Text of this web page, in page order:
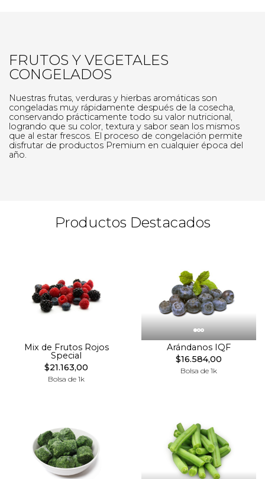
FRUTOS Y VEGETALES
CONGELADOS
Nuestras frutas, verduras y hierbas aromáticas son
congeladas muy rápidamente después de la cosecha,
conservando prácticamente todo su valor nutricional,
logrando que su color, textura y sabor sean los mismos
que al estar frescos. El proceso de congelación permite
disfrutar de productos Premium en cualquier época del
año.
Productos Destacados
Mix de Frutos Rojos
Special
$21.163,00
Bolsa de 1k
Arándanos IQF
$16.584,00
Bolsa de 1k